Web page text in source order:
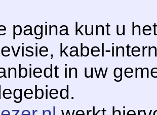
pagina kunt u
kabel-
in uw